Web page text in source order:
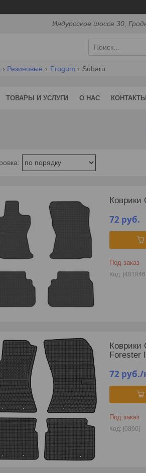
Индурсское шоссе 30,
Резиновые Frogum Subaru
ТОВАРЫ И УСЛУГИ О НАС КОНТАКТЫ
Коврики
72 руб.
Под заказ
[401846]
Коврики
Forester
72 руб./
Под заказ
[0890]